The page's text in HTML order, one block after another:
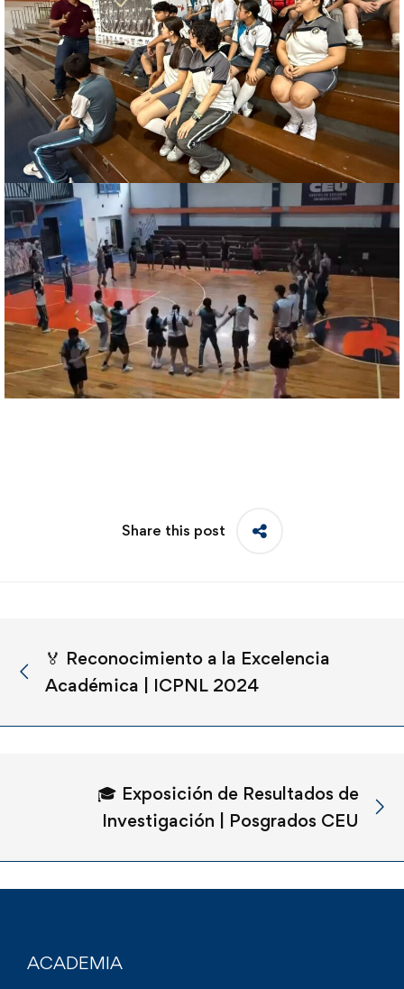
Share this post
🏅 Reconocimiento a la Excelencia
Académica | ICPNL 2024
🎓 Exposición de Resultados de
Investigación | Posgrados CEU
ACADEMIA